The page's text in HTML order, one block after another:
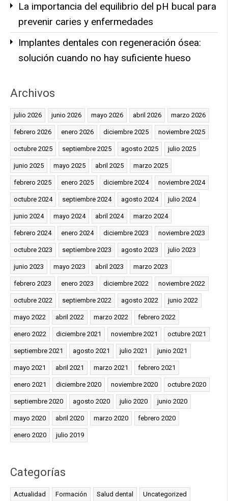
La importancia del equilibrio del pH bucal para
prevenir caries y enfermedades
Implantes dentales con regeneración ósea:
solución cuando no hay suficiente hueso
Archivos
julio 2026 junio 2026 mayo 2026 abril 2026 marzo 2026
febrero 2026 enero 2026 diciembre 2025 noviembre 2025
octubre 2025 septiembre 2025 agosto 2025 julio 2025
junio 2025 mayo 2025 abril 2025 marzo 2025
febrero 2025 enero 2025 diciembre 2024 noviembre 2024
octubre 2024 septiembre 2024 agosto 2024 julio 2024
junio 2024 mayo 2024 abril 2024 marzo 2024
febrero 2024 enero 2024 diciembre 2023 noviembre 2023
octubre 2023 septiembre 2023 agosto 2023 julio 2023
junio 2023 mayo 2023 abril 2023 marzo 2023
febrero 2023 enero 2023 diciembre 2022 noviembre 2022
octubre 2022 septiembre 2022 agosto 2022 junio 2022
mayo 2022 abril 2022 marzo 2022 febrero 2022
enero 2022 diciembre 2021 noviembre 2021 octubre 2021
septiembre 2021 agosto 2021 julio 2021 junio 2021
mayo 2021 abril 2021 marzo 2021 febrero 2021
enero 2021 diciembre 2020 noviembre 2020 octubre 2020
septiembre 2020 agosto 2020 julio 2020 junio 2020
mayo 2020 abril 2020 marzo 2020 febrero 2020
enero 2020 julio 2019
Categorías
Actualidad Formación Salud dental Uncategorized